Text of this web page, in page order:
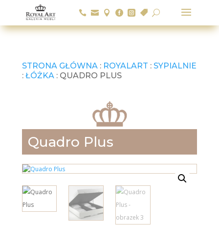
      U
STRONA GŁÓWNA: ROYALART : SYPIALNIE
: ŁÓŻKA: QUADRO PLUS
Quadro Plus